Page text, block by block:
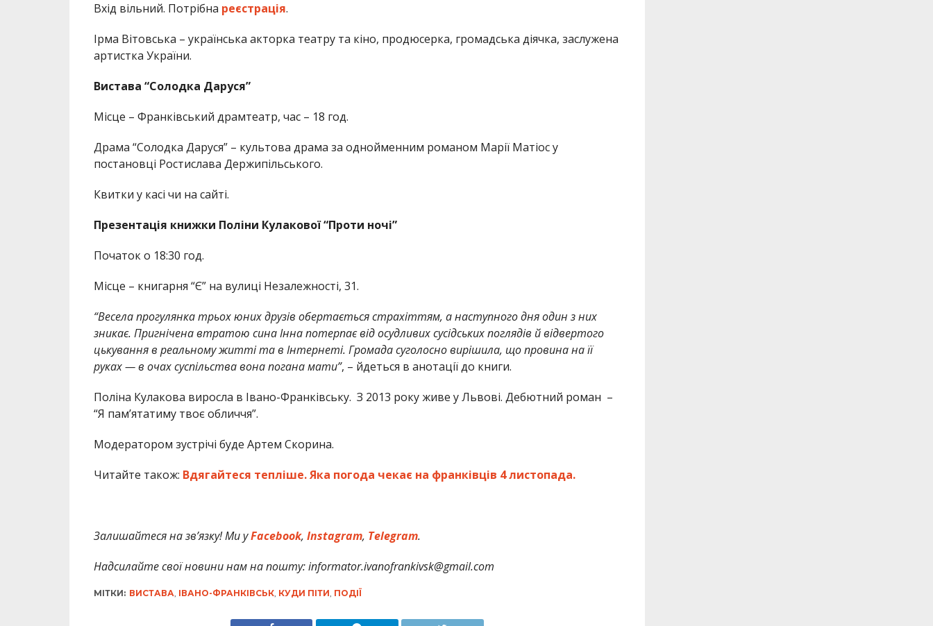
Вхід вільний. Потрібна реєстрація.
Ірма Вітовська – українська акторка театру та кіно, продюсерка, громадська діячка, заслужена
артистка України.
Вистава “Солодка Даруся”
Місце – Франківський драмтеатр, час – 18 год.
Драма “Солодка Даруся” – культова драма за однойменним романом Марії Матіос у
постановці Ростислава Держипільського.
Квитки у касі чи на сайті.
Презентація книжки Поліни Кулакової “Проти ночі”
Початок о 18:30 год.
Місце – книгарня “Є” на вулиці Незалежності, 31.
“Весела прогулянка трьох юних друзів обертається страхіттям, а наступного дня один з них
зникає. Пригнічена втратою сина Інна потерпає від осудливих сусідських поглядів й відвертого
цькування в реальному житті та в Інтернеті. Громада суголосно вирішила, що провина на її
руках — в очах суспільства вона погана мати”, – йдеться в анотації до книги.
Поліна Кулакова виросла в Івано-Франківську. З 2013 року живе у Львові. Дебютний роман –
“Я пам’ятатиму твоє обличчя”.
Модератором зустрічі буде Артем Скорина.
Читайте також: Вдягайтеся тепліше. Яка погода чекає на франківців 4 листопада.
Залишайтеся на зв’язку! Ми уFacebook, Instagram, Telegram.
Надсилайте свої новини нам на пошту: informator.ivanofrankivsk@gmail.com
МІТКИ: ВИСТАВА, ІВАНО-ФРАНКІВСЬК, КУДИ ПІТИ, ПОДІЇ